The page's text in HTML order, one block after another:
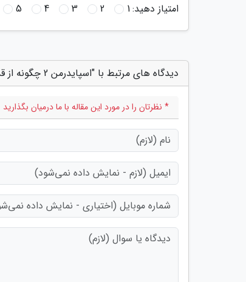
امتیاز دهید:1
2
3
4
5
دیدگاه های مرتبط با "اسپایدرمن 2 چگونه از قدرت پلی استیشن 5 بهره می برد؟"
* نظرتان را در مورد این مقاله با ما درمیان بگذارید